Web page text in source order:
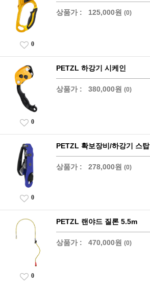
상품가 : 125,000원 (0)
0
PETZL 하강기 시케인
상품가 : 380,000원 (0)
0
PETZL 확보장비/하강기 스탑
상품가 : 278,000원 (0)
0
PETZL 랜야드 질론 5.5m
상품가 : 470,000원 (0)
0